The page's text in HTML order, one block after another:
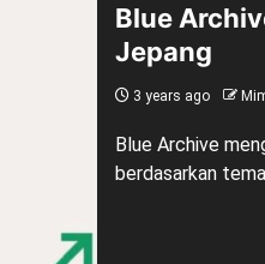
Blue
Jepang
3 years ago
Blue Archive
berdasarkan